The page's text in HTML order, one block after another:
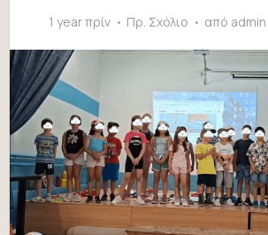
1 year πρίν Πρ. Σχόλιο από admin